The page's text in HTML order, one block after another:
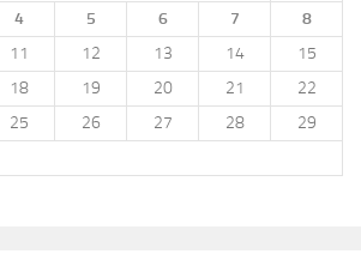
4 5 6 7
8
11 12 13 14
15
18 19 20 21
22
25 26 27 28
29